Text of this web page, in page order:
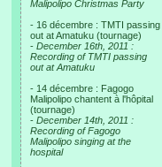
Malipolipo Christmas Party
- 16 décembre : TMTI passing
out at Amatuku (tournage)
- December 16th, 2011 :
Recording of TMTI passing
out at Amatuku
- 14 décembre : Fagogo
Malipolipo chantent à l'hôpital
(tournage)
- December 14th, 2011 :
Recording of Fagogo
Malipolipo singing at the
hospital